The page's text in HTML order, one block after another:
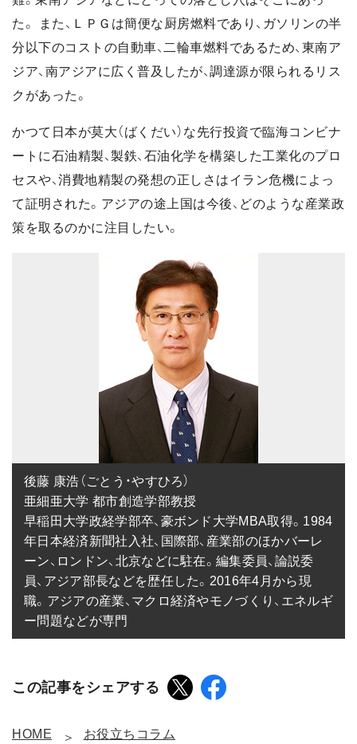
た。 また、ＬＰＧは簡便な厨房燃料であり、ガソリンの半
分以下のコストの自動車、二輪車燃料であるため、東南ア
ジア、南アジアに広く普及したが、調達源が限られるリス
クがあった。
かつて日本が莫大（ばくだい）な先行投資で臨海コンビナ
ートに石油精製、製鉄、石油化学を構築した工業化のプロ
セスや、消費地精製の発想の正しさはイラン危機によっ
て証明された。アジアの途上国は今後、どのような産業政
策を取るのかに注目したい。
後藤 康浩（ごとう・やすひろ）
亜細亜大学 都市創造学部教授
早稲田大学政経学部卒、豪ボンド大学MBA取得。1984
年日本経済新聞社入社、国際部、産業部のほかバーレ
ーン、ロンドン、北京などに駐在。編集委員、論説委
員、アジア部長などを歴任した。2016年4月から現
職。アジアの産業、マクロ経済やモノづくり、エネルギ
ー問題などが専門
この記事をシェアする
HOME お役立ちコラム